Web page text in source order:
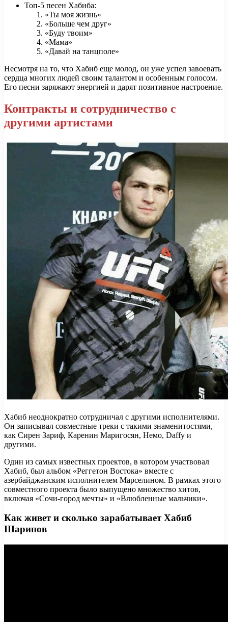
Топ-5 песен Хабиба:
«Ты моя жизнь»
«Больше чем друг»
«Буду твоим»
«Мама»
«Давай на танцполе»
Несмотря на то, что Хабиб еще молод, он уже успел завоевать
сердца многих людей своим талантом и особенным голосом.
Его песни заряжают энергией и дарят позитивное настроение.
Контракты и сотрудничество с
другими артистами
Хабиб неоднократно сотрудничал с другими исполнителями.
Он записывал совместные треки с такими знаменитостями,
как Сирен Зариф, Каренин Маригосян, Немо, Daffy и
другими.
Один из самых известных проектов, в котором участвовал
Хабиб, был альбом «Реггетон Востока» вместе с
азербайджанским исполнителем Марселином. В рамках этого
совместного проекта было выпущено множество хитов,
включая «Сочи-город мечты» и «Влюбленные мальчики».
Как живет и сколько зарабатывает Хабиб
Шарипов